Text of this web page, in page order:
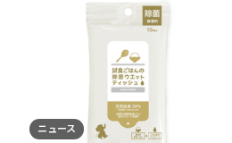
ニュース